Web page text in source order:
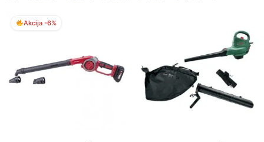
Akcija -6%